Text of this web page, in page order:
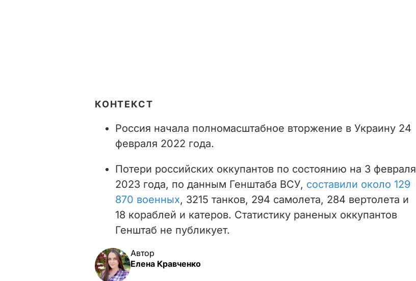
КОНТЕКСТ
Россия начала полномасштабное вторжение в Украину 24
февраля 2022 года.
Потери российских оккупантов по состоянию на 3 февраля
2023 года, по данным Генштаба ВСУ, составили около 129
870 военных, 3215 танков, 294 самолета, 284 вертолета и
18 кораблей и катеров. Статистику раненых оккупантов
Генштаб не публикует.
Автор
Елена Кравченко